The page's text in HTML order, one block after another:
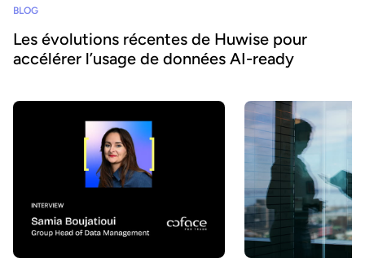
BLOG
Les évolutions récentes de Huwise pour
accélérer l’usage de données AI-ready